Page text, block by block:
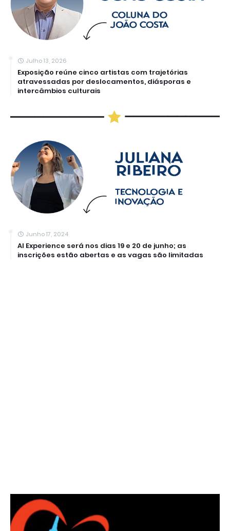
Julho 13, 2026
Exposição reúne cinco artistas com trajetórias
atravessadas por deslocamentos, diásporas e
intercâmbios culturais
Junho 17, 2024
AI Experience será nos dias 19 e 20 de junho; as
inscrições estão abertas e as vagas são limitadas